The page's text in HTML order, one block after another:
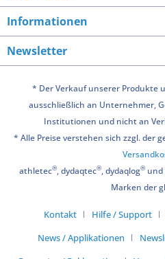
Informationen
Newsletter
* Der Verkauf unserer Produkte
ausschließlich an Unternehmer,
Institutionen und nicht an
* Alle Preise verstehen sich zzgl. der
athletec®, dydaqtec®, dydaqlog®und
Marken der
Kontakt Hilfe / Support
News / Applikationen